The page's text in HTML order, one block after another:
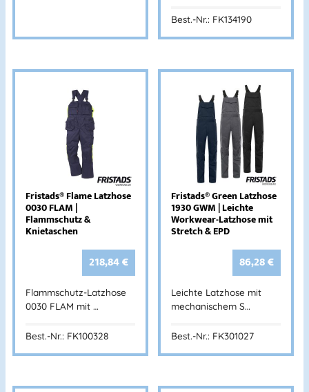
Best.-Nr.: FK134190
Fristads® Flame Latzhose
0030 FLAM |
Flammschutz &
Knietaschen
218,84€
Flammschutz-Latzhose
0030 FLAM mit …
Best.-Nr.: FK100328
Fristads® Green Latzhose
1930 GWM | Leichte
Workwear-Latzhose mit
Stretch & EPD
86,28€
Leichte Latzhose mit
mechanischem S…
Best.-Nr.: FK301027